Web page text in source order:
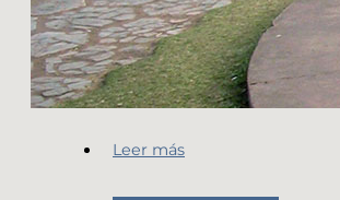
Leer más